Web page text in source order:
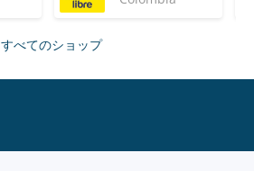
すべてのショップ